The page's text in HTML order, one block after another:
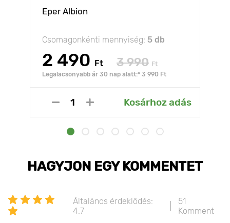
Eper Albion
Csomagonkénti mennyiség: 5 db
2 490 Ft 3 990 Ft
Legalacsonyabb ár 30 nap alatt:* 3 990 Ft
Kosárhoz adás
HAGYJON EGY KOMMENTET
Általános érdeklődés:
4.7
51
Komment